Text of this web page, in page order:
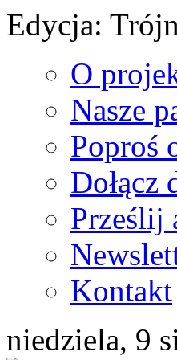
Edycja:
O
Nasze
Poproś
Dołącz
Prześlij
Kontakt
niedziela, 9